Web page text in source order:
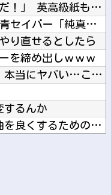
海外「日本人はなんて気高いんだ！」 英高級紙も驚愕した極限の...
「Fate/EXTELLA」初回特典の赤青セイバー「純真のナ...
り直せるとしたら
を締め出しｗｗｗ
【閲覧注意】 女さん「私の村、本当にヤバい…これ見て…」（衝...
するんか
【櫻坂46】 秋元康さん「次の曲を良くするための見せ球」←こ...